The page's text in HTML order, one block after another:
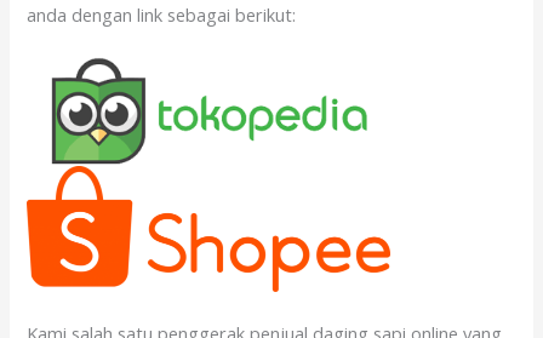
anda dengan link sebagai berikut:
Kami salah satu penggerak penjual daging sapi online yang